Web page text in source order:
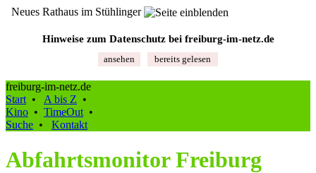
Neues Rathaus im Stühlinger
Hinweise zum Datenschutz bei freiburg‑im‑netz.de
ansehen bereits gelesen
freiburg-im-netz.de
Start • A bis Z •
Kino • TimeOut •
Suche • Kontakt
Abfahrtsmonitor Freiburg